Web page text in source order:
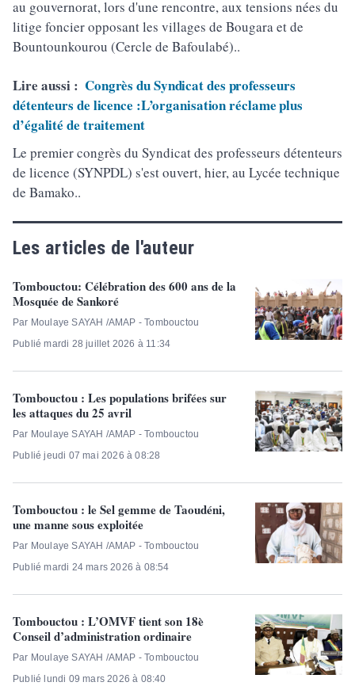
au gouvernorat, lors d'une rencontre, aux tensions nées du
litige foncier opposant les villages de Bougara et de
Bountounkourou (Cercle de Bafoulabé)..
Lire aussi : Congrès du Syndicat des professeurs
détenteurs de licence :L’organisation réclame plus
d’égalité de traitement
Le premier congrès du Syndicat des professeurs détenteurs
de licence (SYNPDL) s'est ouvert, hier, au Lycée technique
de Bamako..
Les articles de l'auteur
Tombouctou: Célébration des 600 ans de la
Mosquée de Sankoré
Par Moulaye SAYAH /AMAP - Tombouctou
Publié mardi 28 juillet 2026 à 11:34
Tombouctou : Les populations brifées sur
les attaques du 25 avril
Par Moulaye SAYAH /AMAP - Tombouctou
Publié jeudi 07 mai 2026 à 08:28
Tombouctou : le Sel gemme de Taoudéni,
une manne sous exploitée
Par Moulaye SAYAH /AMAP - Tombouctou
Publié mardi 24 mars 2026 à 08:54
Tombouctou : L’OMVF tient son 18è
Conseil d’administration ordinaire
Par Moulaye SAYAH /AMAP - Tombouctou
Publié lundi 09 mars 2026 à 08:40